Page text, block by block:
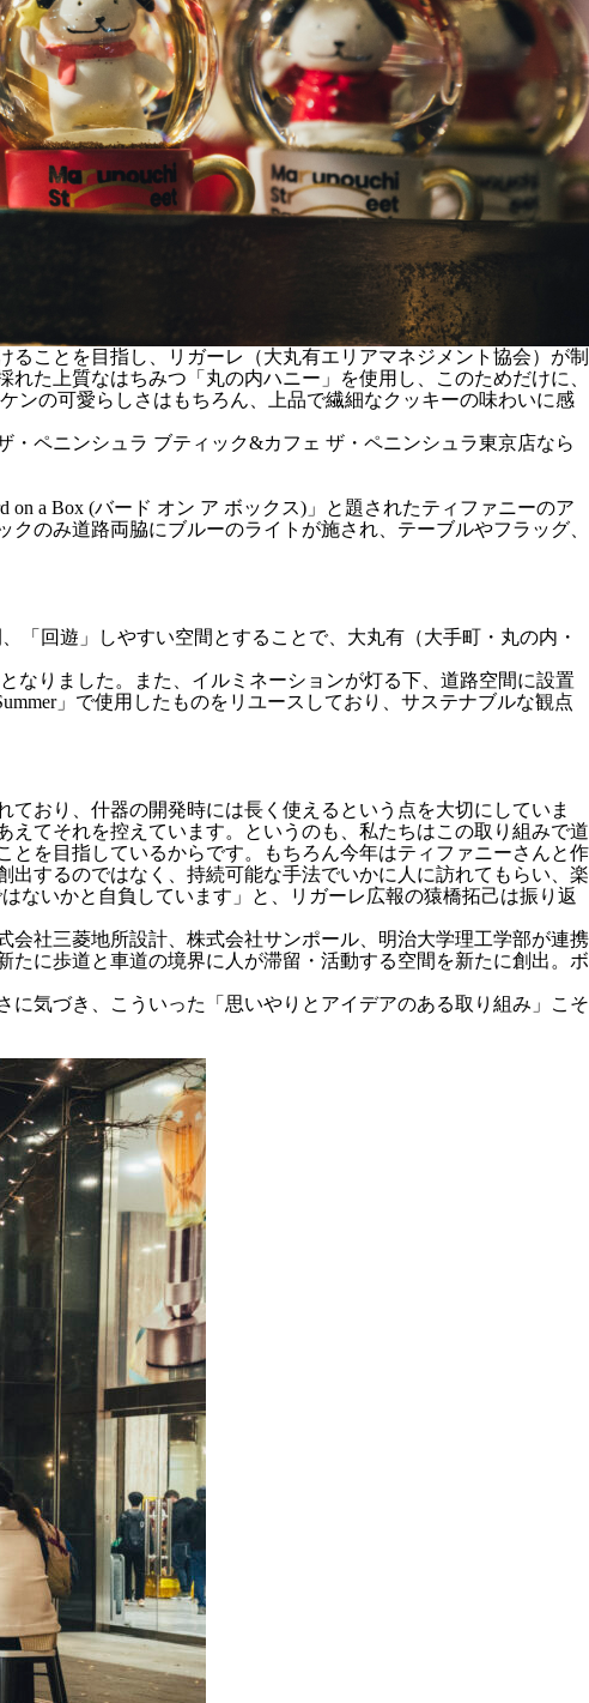
ことを目指し、リガーレ（大丸有エリアマネジメント協会）が制
た上質なはちみつ「丸の内ハニー」を使用し、このためだけに、
ンの可愛らしさはもちろん、上品で繊細なクッキーの味わいに感
ペニンシュラ ブティック&カフェ ザ・ペニンシュラ東京店なら
a Box (バード オン ア ボックス)」と題されたティファニーのア
のみ道路両脇にブルーのライトが施され、テーブルやフラッグ、
「回遊」しやすい空間とすることで、大丸有（大手町・丸の内・
なりました。また、イルミネーションが灯る下、道路空間に設置
」で使用したものをリユースしており、サステナブルな観点
おり、什器の開発時には長く使えるという点を大切にしていま
てそれを控えています。というのも、私たちはこの取り組みで道
を目指しているからです。もちろん今年はティファニーさんと作
するのではなく、持続可能な手法でいかに人に訪れてもらい、楽
ないかと自負しています」と、リガーレ広報の猿橋拓己は振り返
社三菱地所設計、株式会社サンポール、明治大学理工学部が連携
に歩道と車道の境界に人が滞留・活動する空間を新たに創出。ボ
気づき、こういった「思いやりとアイデアのある取り組み」こそ